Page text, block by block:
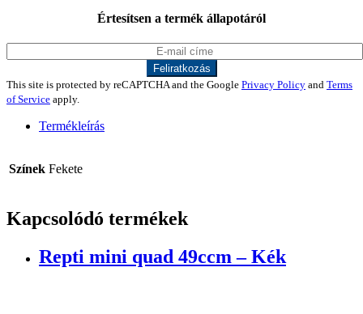
Értesítsen a termék állapotáról
This site is protected by reCAPTCHA and the Google Privacy Policy and Terms
of Service apply.
Termékleírás
Színek Fekete
Kapcsolódó termékek
Repti mini quad 49ccm – Kék